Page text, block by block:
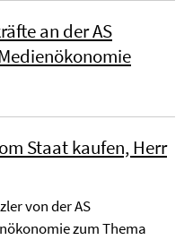
an der AS
Staat kaufen, Herr
von der AS
zum Thema